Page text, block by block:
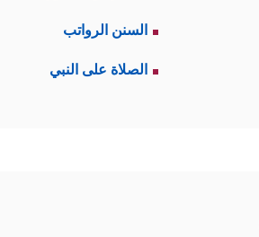
السنن الرواتب
الصلاة على النبي